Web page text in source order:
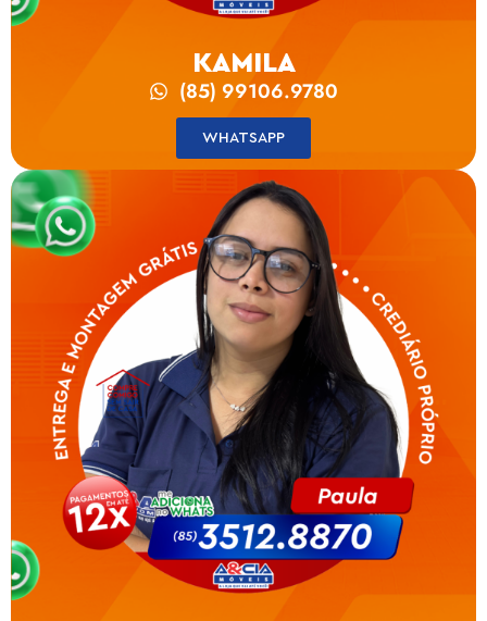
KAMILA
(85) 99106.9780
WHATSAPP